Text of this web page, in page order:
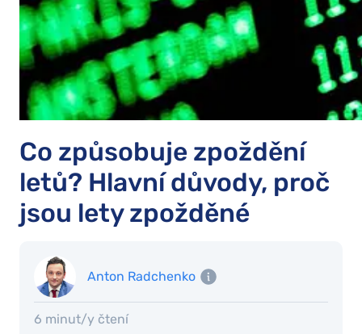
Co způsobuje zpoždění
letů? Hlavní důvody, proč
jsou lety zpožděné
Anton Radchenko
6 minut/y čtení